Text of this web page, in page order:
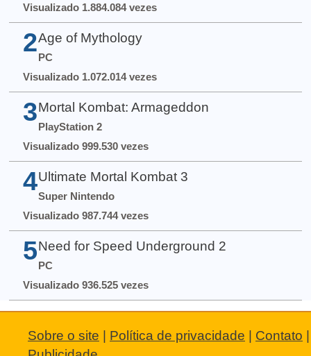
Visualizado 1.884.084 vezes
2 Age of Mythology
PC
Visualizado 1.072.014 vezes
3 Mortal Kombat: Armageddon
PlayStation 2
Visualizado 999.530 vezes
4 Ultimate Mortal Kombat 3
Super Nintendo
Visualizado 987.744 vezes
5 Need for Speed Underground 2
PC
Visualizado 936.525 vezes
Sobre o site | Política de privacidade | Contato |